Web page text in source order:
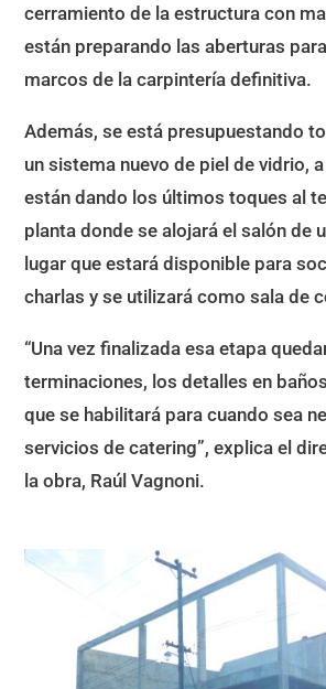
cerramiento de la estructura con
están preparando las aberturas
marcos de la carpintería definitiva.
Además, se está presupuestando
un sistema nuevo de piel de vidrio,
están dando los últimos toques al
planta donde se alojará el salón de
lugar que estará disponible para
charlas y se utilizará como sala de
“Una vez finalizada esa etapa
terminaciones, los detalles en
que se habilitará para cuando sea
servicios de catering”, explica el
la obra, Raúl Vagnoni.